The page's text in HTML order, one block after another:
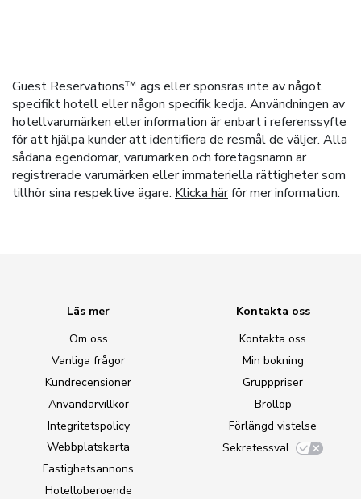
Guest Reservations™ ägs eller sponsras inte av något
specifikt hotell eller någon specifik kedja. Användningen av
hotellvarumärken eller information är enbart i referenssyfte
för att hjälpa kunder att identifiera de resmål de väljer. Alla
sådana egendomar, varumärken och företagsnamn är
registrerade varumärken eller immateriella rättigheter som
tillhör sina respektive ägare. Klicka härför mer information.
Läs mer
Om oss
Vanliga frågor
Kundrecensioner
Användarvillkor
Integritetspolicy
Webbplatskarta
Fastighetsannons
Hotelloberoende
Kontakta oss
Kontakta oss
Min bokning
Grupppriser
Bröllop
Förlängd vistelse
Sekretessval